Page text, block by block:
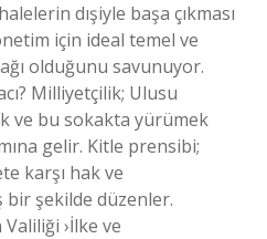
dışiyle başa çıkması
için ideal temel ve
olduğunu savunuyor.
Milliyetçilik; Ulusu
ve bu sokakta yürümek
gelir. Kitle prensibi;
karşı hak ve
şekilde düzenler.
›İlke ve